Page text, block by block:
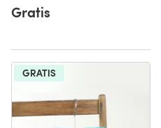
Gratis
GRATIS